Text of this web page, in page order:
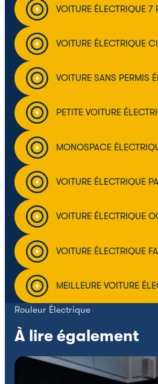
VOITURE ÉLECTRIQUE 7
VOITURE ÉLECTRIQUE
VOITURE SANS PERMIS
PETITE VOITURE
MONOSPACE
VOITURE ÉLECTRIQUE
VOITURE ÉLECTRIQUE
VOITURE ÉLECTRIQUE
MEILLEURE VOITURE
Rouleur Électrique
À lire également